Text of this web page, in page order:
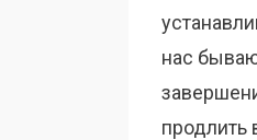
нас
продлить